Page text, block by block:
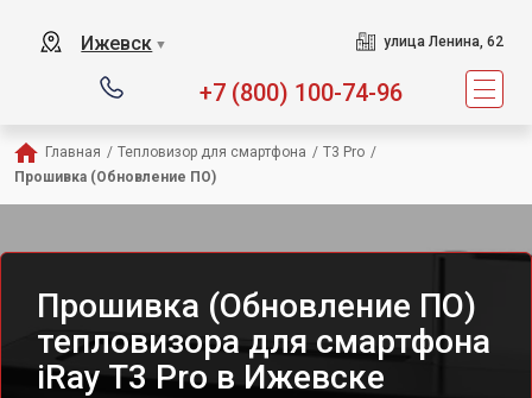
Ижевск ▼ улица Ленина, 62
+7 (800) 100-74-96
Главная / Тепловизор для смартфона / T3 Pro /
Прошивка (Обновление ПО)
Прошивка (Обновление ПО)
тепловизора для смартфона
iRay T3 Pro в Ижевске